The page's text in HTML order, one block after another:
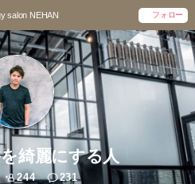
salon NEHAN フォロー
綺麗にする人
244 231